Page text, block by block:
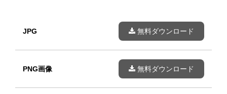
JPG 無料ダウンロード
PNG画像 無料ダウンロード